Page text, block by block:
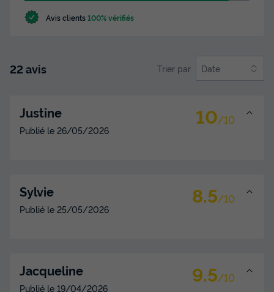
du15/09/2026 au22/09/2026
Modifier les dates
1 020 €
Annulation gratuite
Surface
Adultes
Avis clients100% vérifiés
22 avis Trier par Date
Justine 10/10
Publié le 26/05/2026
Sylvie 8.5/10
Publié le 25/05/2026
Jacqueline 9.5/10
Publié le 19/04/2026